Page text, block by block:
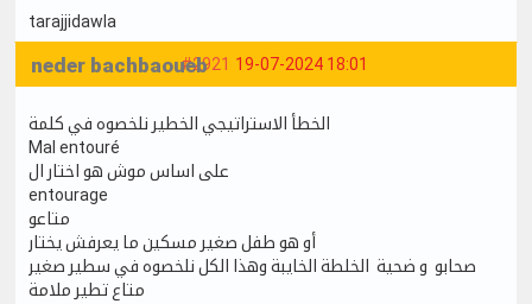
tarajjidawla
#2921 19-07-2024 18:01
neder bachbaoueb
الخطأ الاستراتيجي الخطير نلخصوه في كلمة
Mal entouré
على اساس موش هو اختار ال
entourage
متاعو
أو هو طفل صغير مسكين ما يعرفش يختار
صحابو و ضحية الخلطة الخايبة وهذا الكل نلخصوه في سطير صغير
متاع تطير ملامة